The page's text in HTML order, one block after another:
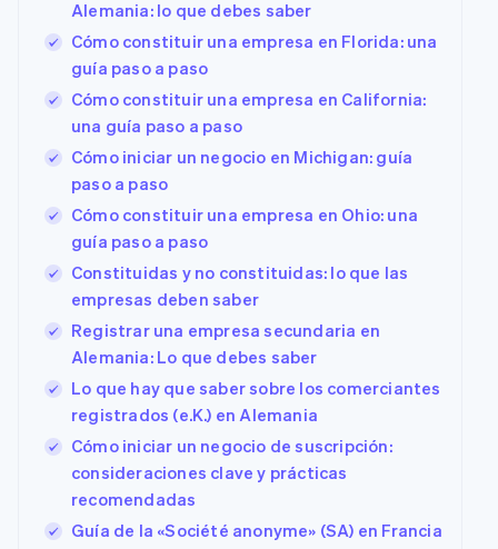
Alemania: lo que debes saber
Cómo constituir una empresa en Florida: una
guía paso a paso
Cómo constituir una empresa en California:
una guía paso a paso
Cómo iniciar un negocio en Michigan: guía
paso a paso
Cómo constituir una empresa en Ohio: una
guía paso a paso
Constituidas y no constituidas: lo que las
empresas deben saber
Registrar una empresa secundaria en
Alemania: Lo que debes saber
Lo que hay que saber sobre los comerciantes
registrados (e.K.) en Alemania
Cómo iniciar un negocio de suscripción:
consideraciones clave y prácticas
recomendadas
Guía de la «Société anonyme» (SA) en Francia